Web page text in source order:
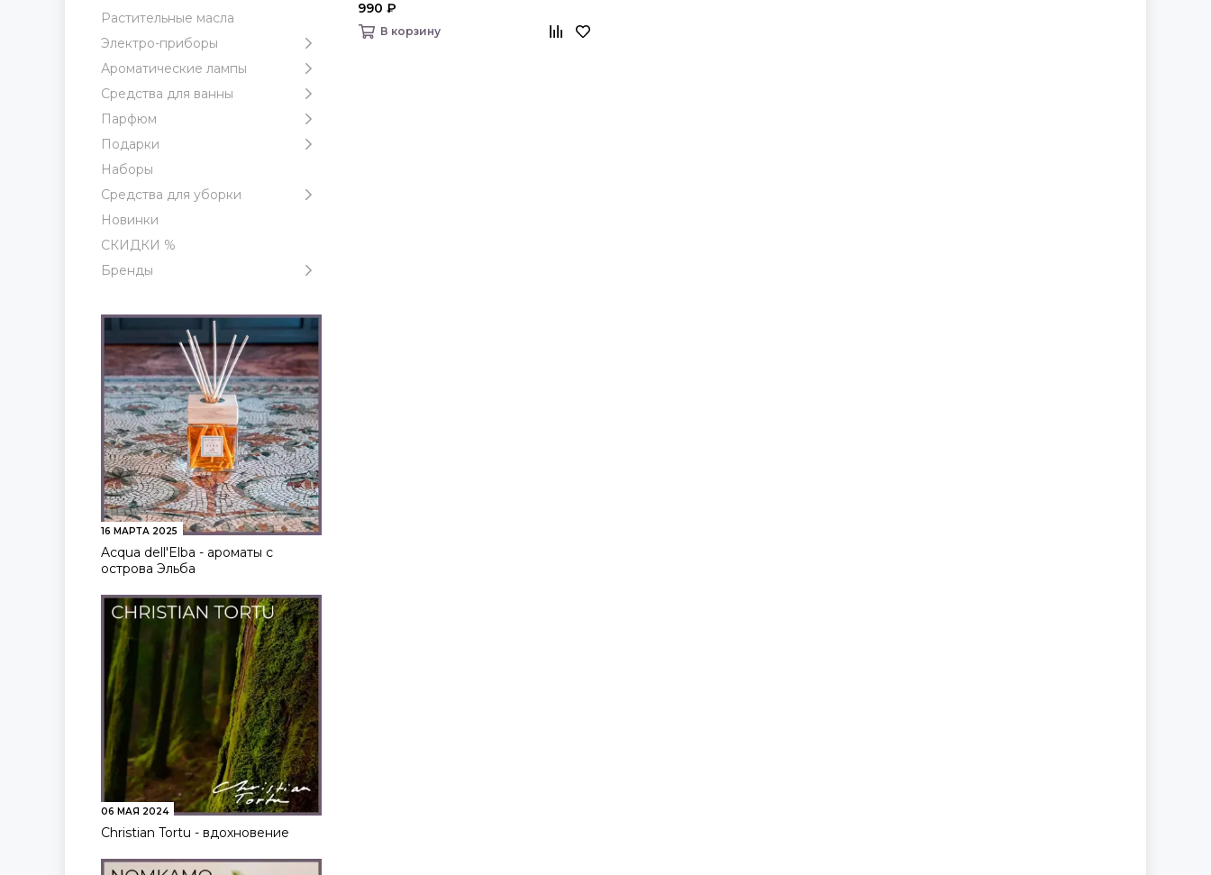
Растительные масла
Электро-приборы
Ароматические лампы
Средства для ванны
Парфюм
Подарки
Наборы
Средства для уборки
Новинки
СКИДКИ %
Бренды
16 МАРТА 2025
Acqua dell'Elba - ароматы с
острова Эльба
06 МАЯ 2024
Christian Tortu - вдохновение
990 ₽
В корзину